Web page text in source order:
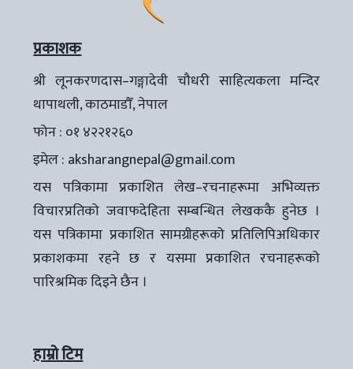
प्रकाशक
श्री लूनकरणदास–गङ्गादेवी चौधरी साहित्यकला मन्दिर
थापाथली, काठमाडौँ, नेपाल
फोन : ०१ ४२२१२६०
इमेल : aksharangnepal@gmail.com
यस पत्रिकामा प्रकाशित लेख–रचनाहरूमा अभिव्यक्त
विचारप्रतिको जवाफदेहिता सम्बन्धित लेखककै हुनेछ ।
यस पत्रिकामा प्रकाशित सामग्रीहरूको प्रतिलिपिअधिकार
प्रकाशकमा रहने छ र यसमा प्रकाशित रचनाहरूको
पारिश्रमिक दिइने छैन ।
हाम्रो टिम